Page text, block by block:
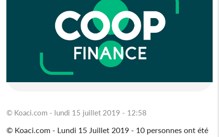
© Koaci.com - lundi 15 juillet 2019 - 12:58
© Koaci.com - Lundi 15 Juillet 2019 - 10 personnes ont été